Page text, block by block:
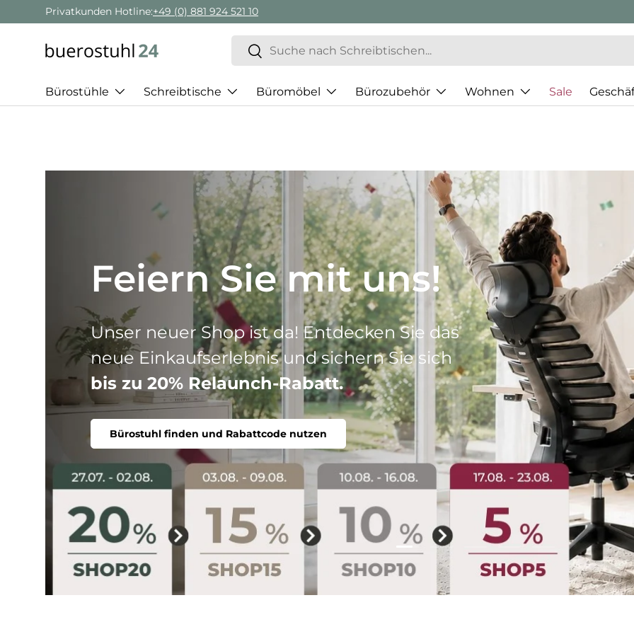
Direkt zum Inhalt
Geschäftskunden Beratung:+ 49 (0) 881 924 521 22
Suchen
Suchen
Bürostühle Schreibtische Büromöbel Bürozubehör Wohnen Sale
Best of HJH
Drei Produktlinien, ein Ziel: Ihr perfekter
Stuhl. Ergonomisch, komfortabel, individuell.
Bürostuhl finden
Folie laden 1 von 5
Folie laden 2 von 5
Folie laden 3 von 5
Folie laden 4 von 5
Folie laden 5